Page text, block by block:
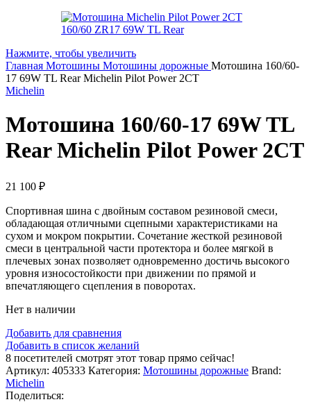
Нажмите, чтобы увеличить
Главная Мотошины Мотошины дорожные Мотошина 160/60-
17 69W TL Rear Michelin Pilot Power 2CT
Michelin
Мотошина 160/60-17 69W TL
Rear Michelin Pilot Power 2CT
21 100 ₽
Спортивная шина с двойным составом резиновой смеси,
обладающая отличными сцепными характеристиками на
сухом и мокром покрытии. Сочетание жесткой резиновой
смеси в центральной части протектора и более мягкой в
плечевых зонах позволяет одновременно достичь высокого
уровня износостойкости при движении по прямой и
впечатляющего сцепления в поворотах.
Нет в наличии
Добавить для сравнения
Добавить в список желаний
8 посетителей смотрят этот товар прямо сейчас!
Артикул: 405333 Категория: Мотошины дорожные Brand:
Michelin
Поделиться: